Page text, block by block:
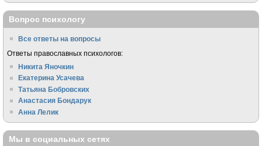
Вопрос психологу
Все ответы на вопросы
Ответы православных психологов:
Никита Яночкин
Екатерина Усачева
Татьяна Бобровских
Анастасия Бондарук
Анна Лелик
Мы в социальных сетях